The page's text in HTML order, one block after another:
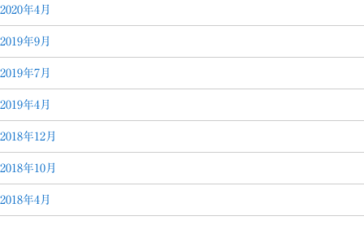
2020年4月
2019年9月
2019年7月
2019年4月
2018年12月
2018年10月
2018年4月